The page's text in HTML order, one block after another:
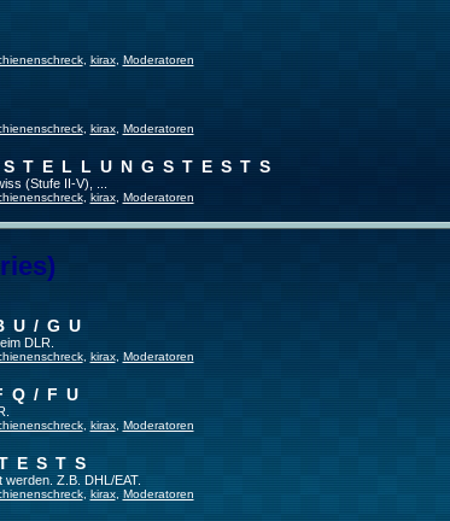
, kirax, Moderatoren
, kirax, Moderatoren
(Stufe II-V), ...
, kirax, Moderatoren
GU
DLR.
, kirax, Moderatoren
FU
, kirax, Moderatoren
Z.B. DHL/EAT.
, kirax, Moderatoren